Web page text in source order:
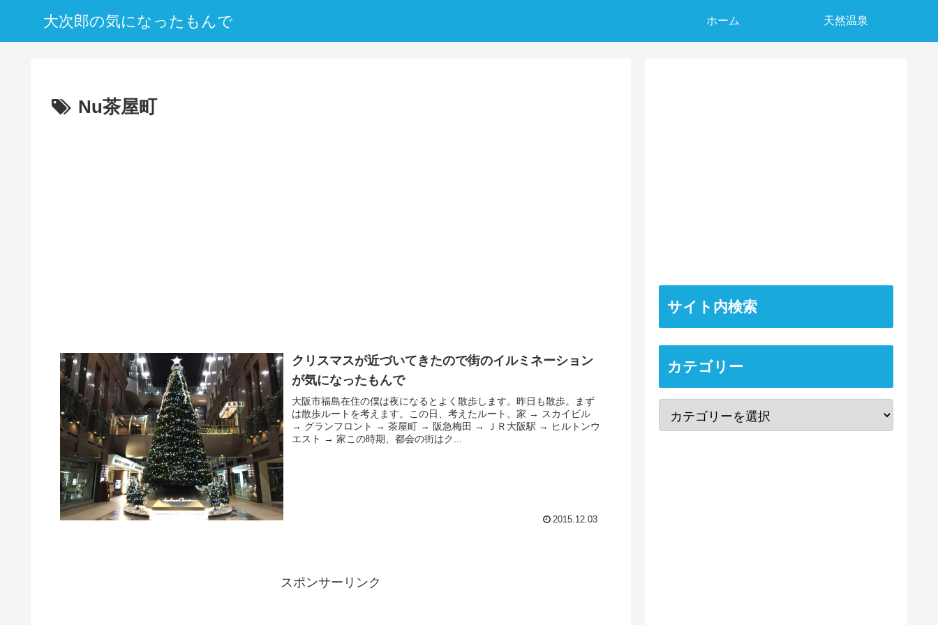
大次郎の気になったもんで ホーム 天然温泉
Nu茶屋町
クリスマスが近づいてきたので街のイルミネーション
が気になったもんで
大阪市福島在住の僕は夜になるとよく散歩します。昨日も散歩。まず
は散歩ルートを考えます。この日、考えたルート。家 → スカイビル
→ グランフロント → 茶屋町 → 阪急梅田 → ＪＲ大阪駅 → ヒルトンウ
エスト → 家この時期、都会の街はク...
2015.12.03
スポンサーリンク
サイト内検索
カテゴリー